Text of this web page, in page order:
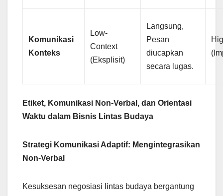
Komunikasi
Konteks
Low-
Context
(Eksplisit)
Langsung,
Pesan
diucapkan
secara lugas.
Etiket, Komunikasi Non-Verbal, dan Orientasi
Waktu dalam Bisnis Lintas Budaya
Strategi Komunikasi Adaptif: Mengintegrasikan
Non-Verbal
Kesuksesan negosiasi lintas budaya bergantung